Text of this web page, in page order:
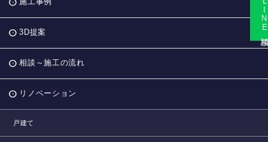
施工事例
3D提案
相談～施工の流れ
リノベーション
戸建て